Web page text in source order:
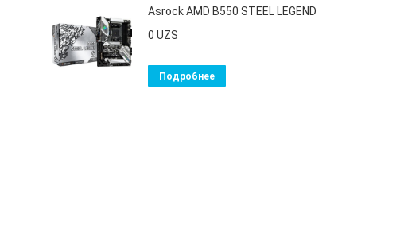
Asrock AMD B550 STEEL LEGEND
0 UZS
Подробнее